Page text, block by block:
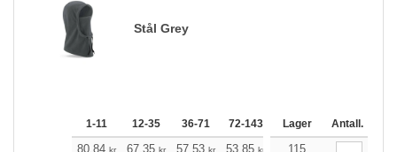
Stål Grey
1-11 12-35 36-71 72-143 144-287 288 +
Lager Antall.
80.84 kr 67.35 kr 57.53 kr 53.85 kr 51.18
115